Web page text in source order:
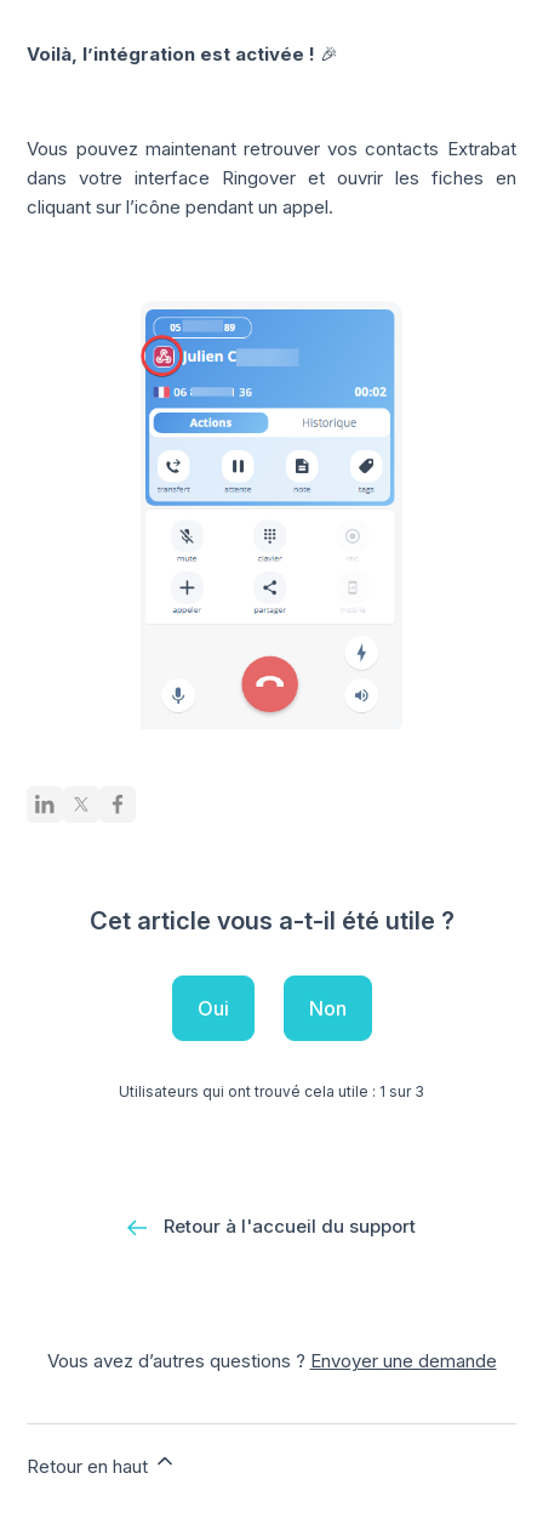
Voilà, l’intégration est activée ! 🎉
Vous pouvez maintenant retrouver vos contacts Extrabat
dans votre interface Ringover et ouvrir les fiches en
cliquant sur l’icône pendant un appel.
Cet article vous a-t-il été utile ?
Oui Non
Utilisateurs qui ont trouvé cela utile : 1 sur 3
Retour à l'accueil du support
Vous avez d’autres questions ? Envoyer une demande
Retour en haut